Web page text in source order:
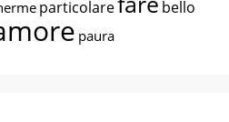
particolare bello
paura